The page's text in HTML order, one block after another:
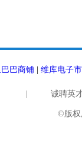
巴巴商铺 维库电子
诚聘英
©版权